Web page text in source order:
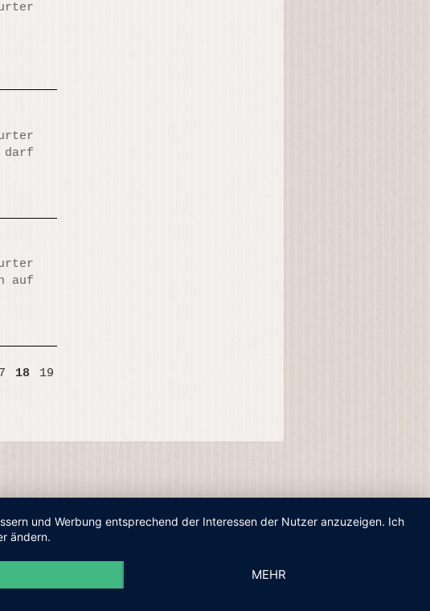
darf
auf
18 19
und Werbung entsprechend der Interessen der Nutzer anzuzeigen. Ich
ändern.
MEHR